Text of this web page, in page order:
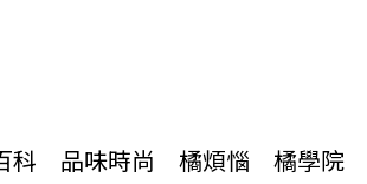
科 品味時尚 橘煩惱 橘學院